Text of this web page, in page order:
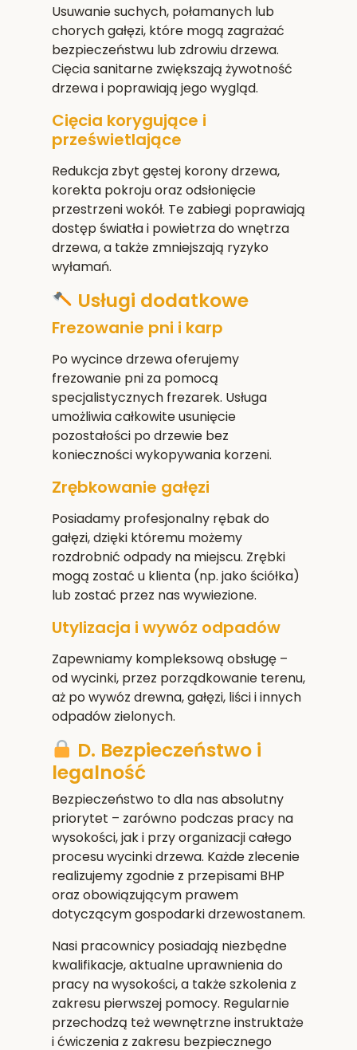
Usuwanie suchych, połamanych lub
chorych gałęzi, które mogą zagrażać
bezpieczeństwu lub zdrowiu drzewa.
Cięcia sanitarne zwiększają żywotność
drzewa i poprawiają jego wygląd.
Cięcia korygujące i
prześwietlające
Redukcja zbyt gęstej korony drzewa,
korekta pokroju oraz odsłonięcie
przestrzeni wokół. Te zabiegi poprawiają
dostęp światła i powietrza do wnętrza
drzewa, a także zmniejszają ryzyko
wyłamań.
Usługi dodatkowe
Frezowanie pni i karp
Po wycince drzewa oferujemy
frezowanie pni za pomocą
specjalistycznych frezarek. Usługa
umożliwia całkowite usunięcie
pozostałości po drzewie bez
konieczności wykopywania korzeni.
Zrębkowanie gałęzi
Posiadamy profesjonalny rębak do
gałęzi, dzięki któremu możemy
rozdrobnić odpady na miejscu. Zrębki
mogą zostać u klienta (np. jako ściółka)
lub zostać przez nas wywiezione.
Utylizacja i wywóz odpadów
Zapewniamy kompleksową obsługę –
od wycinki, przez porządkowanie terenu,
aż po wywóz drewna, gałęzi, liści i innych
odpadów zielonych.
D. Bezpieczeństwo i
legalność
Bezpieczeństwo to dla nas absolutny
priorytet – zarówno podczas pracy na
wysokości, jak i przy organizacji całego
procesu wycinki drzewa. Każde zlecenie
realizujemy zgodnie z przepisami BHP
oraz obowiązującym prawem
dotyczącym gospodarki drzewostanem.
Nasi pracownicy posiadają niezbędne
kwalifikacje, aktualne uprawnienia do
pracy na wysokości, a także szkolenia z
zakresu pierwszej pomocy. Regularnie
przechodzą też wewnętrzne instruktaże
i ćwiczenia z zakresu bezpiecznego